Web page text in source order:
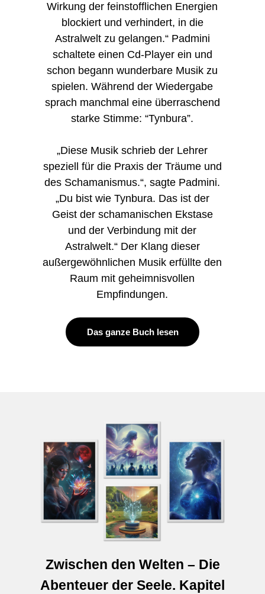
Wirkung der feinstofflichen Energien
blockiert und verhindert, in die
Astralwelt zu gelangen.“ Padmini
schaltete einen Cd-Player ein und
schon begann wunderbare Musik zu
spielen. Während der Wiedergabe
sprach manchmal eine überraschend
starke Stimme: “Tynbura”.
„Diese Musik schrieb der Lehrer
speziell für die Praxis der Träume und
des Schamanismus.“, sagte Padmini.
„Du bist wie Tynbura. Das ist der
Geist der schamanischen Ekstase
und der Verbindung mit der
Astralwelt.“ Der Klang dieser
außergewöhnlichen Musik erfüllte den
Raum mit geheimnisvollen
Empfindungen.
Das ganze Buch lesen
Zwischen den Welten – Die
Abenteuer der Seele. Kapitel